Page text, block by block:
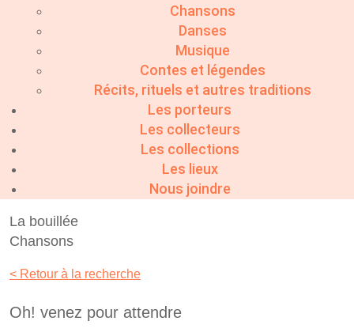
Chansons
Danses
Musique
Contes et légendes
Récits, rituels et autres traditions
Les porteurs
Les collecteurs
Les collections
Les lieux
Nous joindre
La bouillée
Chansons
< Retour à la recherche
Oh! venez pour attendre